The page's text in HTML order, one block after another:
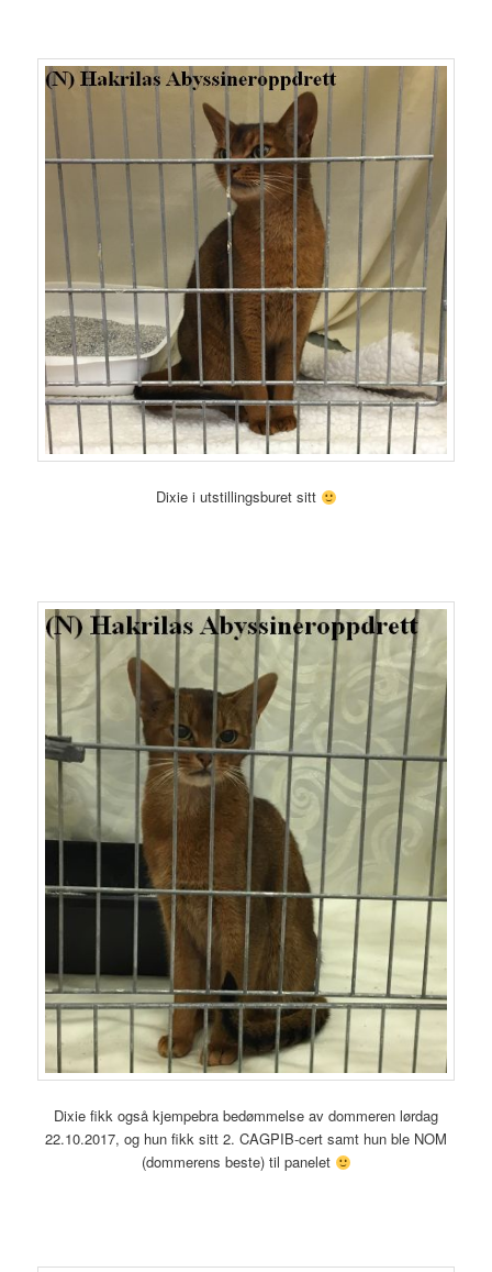
Dixie i utstillingsburet sitt
Dixie fikk også kjempebra bedømmelse av dommeren lørdag
22.10.2017, og hun fikk sitt 2. CAGPIB-cert samt hun ble NOM
(dommerens beste) til panelet